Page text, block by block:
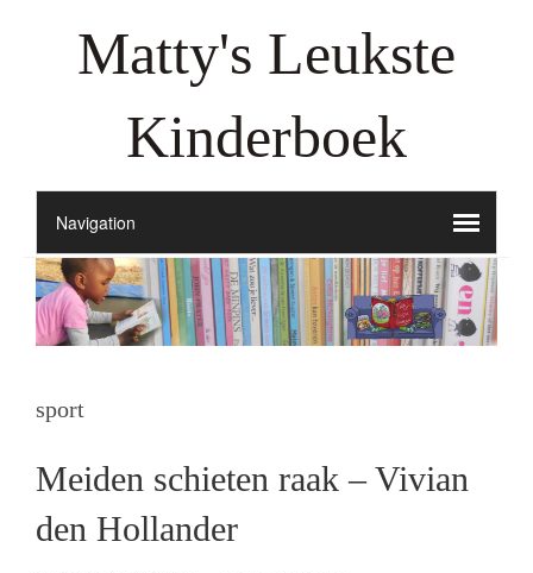
Matty's Leukste
Kinderboek
sport
Meiden schieten raak – Vivian
den Hollander